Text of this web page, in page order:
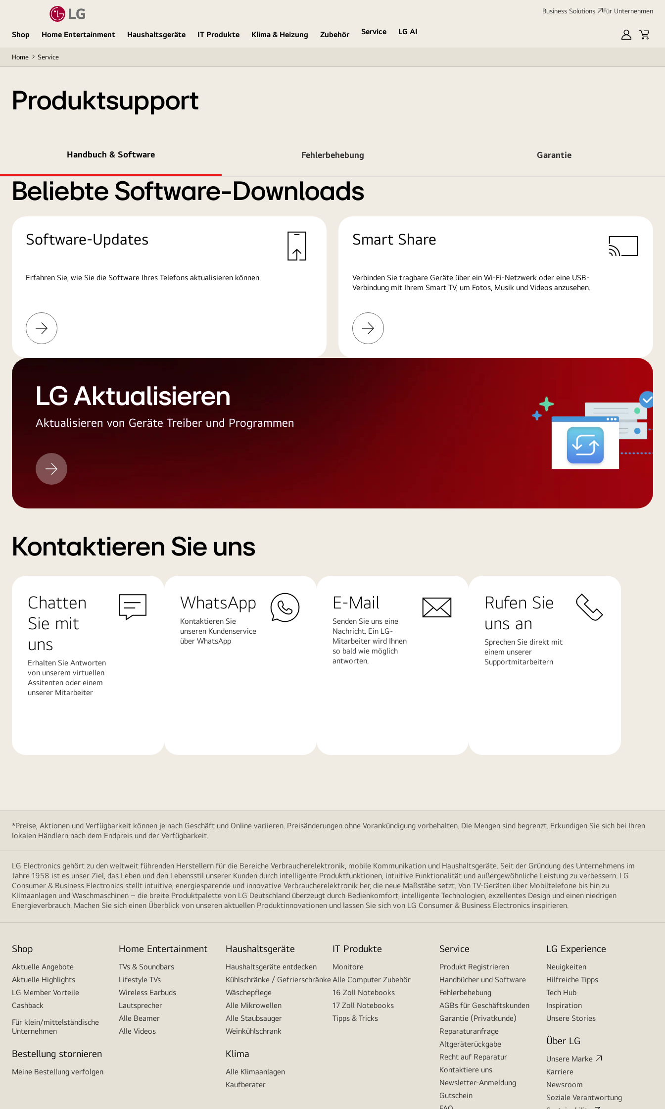
Business Solutions Für Unternehmen
Shop Home Entertainment Haushaltsgeräte IT Produkte Klima & Heizung Zubehör Service
LG AI
MyLGCart
Home Service
Produktsupport
Handbuch & Software Fehlerbehebung Garantie
Beliebte Software-Downloads
Software-Updates
Erfahren Sie, wie Sie die Software Ihres Telefons aktualisieren können.
Weitere
Informationen
Smart Share
Verbinden Sie tragbare Geräte über ein Wi-Fi-Netzwerk oder eine USB-
Verbindung mit Ihrem Smart TV, um Fotos, Musik und Videos anzusehen.
Weitere
Informationen
LG Aktualisieren
Aktualisieren von Geräte Treiber und Programmen
LG
Aktualisieren
Kontaktieren Sie uns
Chatten
Sie mit
uns
Erhalten Sie Antworten
von unserem virtuellen
Assitenten oder einem
unserer Mitarbeiter
WhatsApp
Kontaktieren Sie
unseren Kundenservice
über WhatsApp
E-Mail
Senden Sie uns eine
Nachricht. Ein LG-
Mitarbeiter wird Ihnen
so bald wie möglich
antworten.
Rufen Sie
uns an
Sprechen Sie direkt mit
einem unserer
Supportmitarbeitern
*Preise, Aktionen und Verfügbarkeit können je nach Geschäft und Online variieren. Preisänderungen ohne Vorankündigung vorbehalten. Die Mengen sind begrenzt. Erkundigen Sie sich bei Ihren
lokalen Händlern nach dem Endpreis und der Verfügbarkeit.
LG Electronics gehört zu den weltweit führenden Herstellern für die Bereiche Verbraucherelektronik, mobile Kommunikation und Haushaltsgeräte. Seit der Gründung des Unternehmens im
Jahre 1958 ist es unser Ziel, das Leben und den Lebensstil unserer Kunden durch intelligente Produktfunktionen, intuitive Funktionalität und außergewöhnliche Leistung zu verbessern. LG
Consumer & Business Electronics stellt intuitive, energiesparende und innovative Verbraucherelektronik her, die neue Maßstäbe setzt. Von TV-Geräten über Mobiltelefone bis hin zu
Klimaanlagen und Waschmaschinen – die breite Produktpalette von LG Deutschland überzeugt durch Bedienkomfort, intelligente Technologien, exzellentes Design und einen niedrigen
Energieverbrauch. Machen Sie sich einen Überblick von unseren aktuellen Produktinnovationen und lassen Sie sich von LG Consumer & Business Electronics inspirieren.
Shop
Aktuelle Angebote
Aktuelle Highlights
LG Member Vorteile
Cashback
Für klein/mittelständische
Unternehmen
Bestellung stornieren
Meine Bestellung verfolgen
Home Entertainment
TVs & Soundbars
Lifestyle TVs
Wireless Earbuds
Lautsprecher
Alle Beamer
Alle Videos
Haushaltsgeräte
Haushaltsgeräte entdecken
Kühlschränke / Gefrierschränke
Wäschepflege
Alle Mikrowellen
Alle Staubsauger
Weinkühlschrank
Klima
Alle Klimaanlagen
Kaufberater
IT Produkte
Monitore
Alle Computer Zubehör
16 Zoll Notebooks
17 Zoll Notebooks
Tipps & Tricks
Service
Produkt Registrieren
Handbücher und Software
Fehlerbehebung
AGBs für Geschäftskunden
Garantie (Privatkunde)
Reparaturanfrage
Altgeräterückgabe
Recht auf Reparatur
Kontaktiere uns
Newsletter-Anmeldung
Gutschein
LG Experience
Neuigkeiten
Hilfreiche Tipps
Tech Hub
Inspiration
Unsere Stories
Über LG
Unsere Marke
Karriere
Newsroom
Soziale Verantwortung